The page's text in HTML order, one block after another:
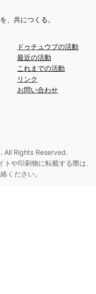
、共につくる。
ドゥチュウブの活動
最近の活動
これまでの活動
リンク
お問い合わせ
All Rights Reserved.
や印刷物に転載する際は、
ください。